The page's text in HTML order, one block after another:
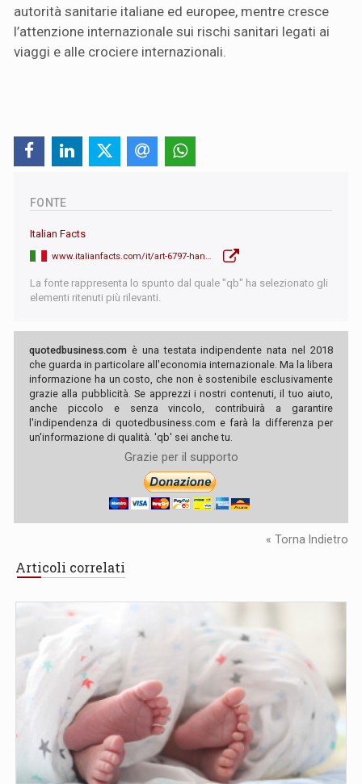
autorità sanitarie italiane ed europee, mentre cresce
l’attenzione internazionale sui rischi sanitari legati ai
viaggi e alle crociere internazionali.
FONTE
Italian Facts
www.italianfacts.com/it/art-6797-hantavirus-massima-allerta-in-italia
La fonte rappresenta lo spunto dal quale "qb" ha selezionato gli
elementi ritenuti più rilevanti.
quotedbusiness.com è una testata indipendente nata nel 2018
che guarda in particolare all'economia internazionale. Ma la libera
informazione ha un costo, che non è sostenibile esclusivamente
grazie alla pubblicità. Se apprezzi i nostri contenuti, il tuo aiuto,
anche piccolo e senza vincolo, contribuirà a garantire
l'indipendenza di quotedbusiness.com e farà la differenza per
un'informazione di qualità. 'qb' sei anche tu.
Grazie per il supporto
« Torna Indietro
Articoli correlati